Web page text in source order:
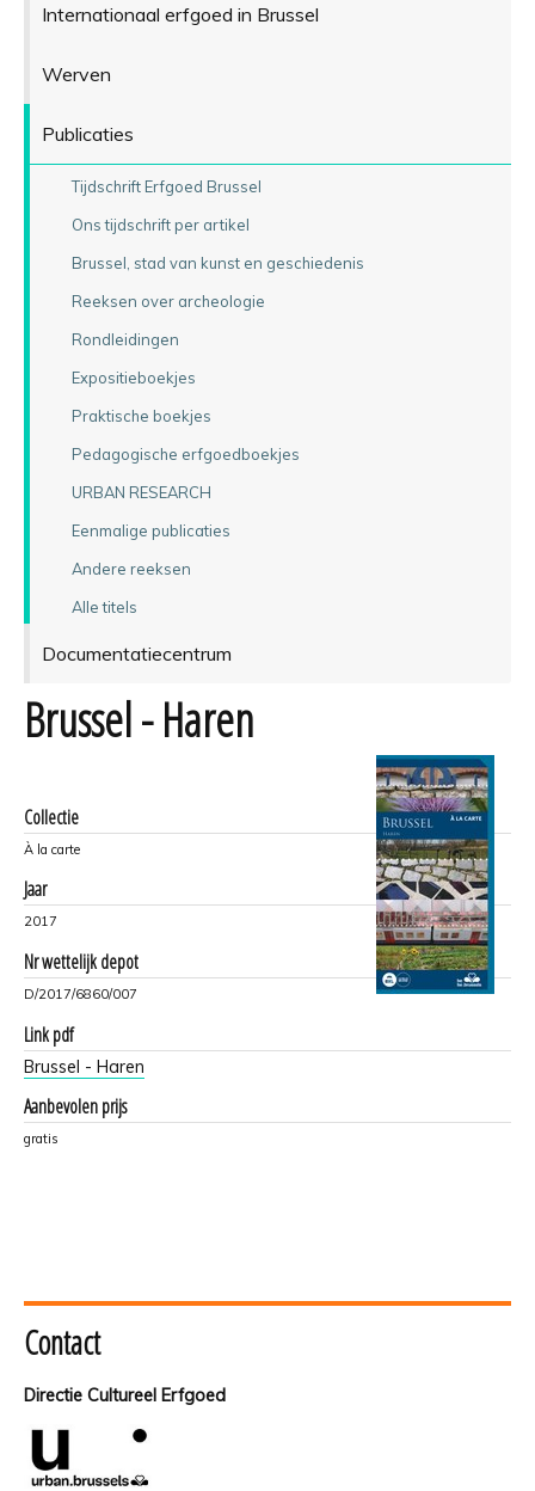
Internationaal erfgoed in Brussel
Werven
Publicaties
Tijdschrift Erfgoed Brussel
Ons tijdschrift per artikel
Brussel, stad van kunst en geschiedenis
Reeksen over archeologie
Rondleidingen
Expositieboekjes
Praktische boekjes
Pedagogische erfgoedboekjes
URBAN RESEARCH
Eenmalige publicaties
Andere reeksen
Alle titels
Documentatiecentrum
Brussel - Haren
Collectie
À la carte
Jaar
2017
Nr wettelijk depot
D/2017/6860/007
Link pdf
Brussel - Haren
Aanbevolen prijs
gratis
Contact
Directie Cultureel Erfgoed